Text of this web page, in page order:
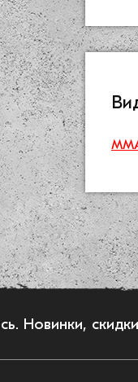
Новинки,